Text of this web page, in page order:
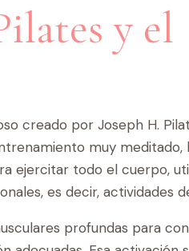
y el
creado por Joseph H.
muy meditado,
ejercitar todo el cuerpo,
es decir, actividades
profundas para